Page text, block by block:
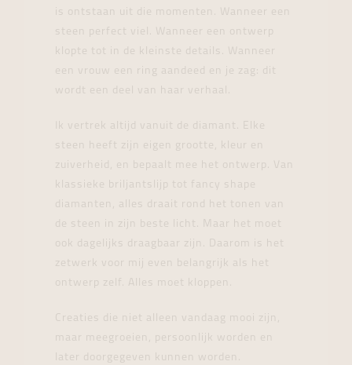
is ontstaan uit die momenten. Wanneer een
steen perfect viel. Wanneer een ontwerp
klopte tot in de kleinste details. Wanneer
een vrouw een ring aandeed en je zag: dit
wordt een deel van haar verhaal.
Ik vertrek altijd vanuit de diamant. Elke
steen heeft zijn eigen grootte, kleur en
zuiverheid, en bepaalt mee het ontwerp. Van
klassieke briljantslijp tot fancy shape
diamanten, alles draait rond het tonen van
de steen in zijn beste licht. Maar het moet
ook dagelijks draagbaar zijn. Daarom is het
zetwerk voor mij even belangrijk als het
ontwerp zelf. Alles moet kloppen.
Creaties die niet alleen vandaag mooi zijn,
maar meegroeien, persoonlijk worden en
later doorgegeven kunnen worden.